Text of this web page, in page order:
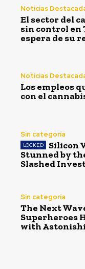
Noticias
El sector del
sin control en
espera de su
Noticias
Los empleos
con el
Sin categoría
Silicon
Stunned by
Slashed
Sin categoría
The Next
Superheroes
with